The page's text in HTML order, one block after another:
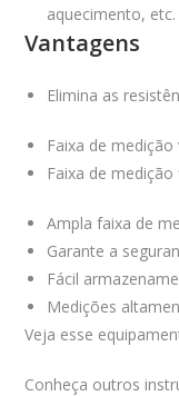
aquecimento, etc.
Vantagens
Elimina as
Faixa de medição
Faixa de medição
Ampla faixa de
Garante a
Fácil
Medições
Veja esse
Conheça outros